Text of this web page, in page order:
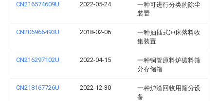
CN216574609U 2022-05-24
一种可进行分类的除尘
装置
CN206966493U 2018-02-06
一种抽插式冲床落料收
集装置
CN216297102U 2022-04-15
一种铜管原料炉碳料筛
分存储箱
CN218167726U 2022-12-30
一种炉渣回收用筛分设
备